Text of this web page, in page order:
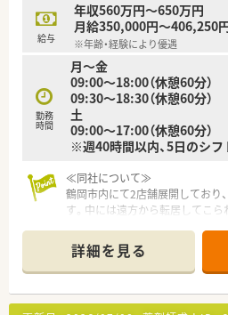
給与
年収560万円～650万円
月給350,000円～406,250
※年齢・経験により優遇
勤務
時間
月～金
09:00～18:00（休憩60分）
09:30～18:30（休憩60分）
土
09:00～17:00（休憩60分）
※週40時間以内、5日のシフ
≪同社について≫
鶴岡市内にて2店舗展開しており
す。中には遠方から転居してこら
エリアに出店しており、高齢化が
で、患者様のご負担が少ないお薬
ライブスルー型の店舗です。
≪薬局の特徴≫
詳細を見る